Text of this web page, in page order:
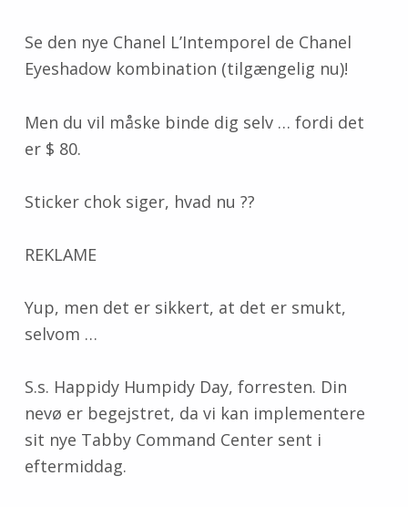
Se den nye Chanel L’Intemporel de Chanel
Eyeshadow kombination (tilgængelig nu)!
Men du vil måske binde dig selv … fordi det
er $ 80.
Sticker chok siger, hvad nu ??
REKLAME
Yup, men det er sikkert, at det er smukt,
selvom …
S.s. Happidy Humpidy Day, forresten. Din
nevø er begejstret, da vi kan implementere
sit nye Tabby Command Center sent i
eftermiddag.